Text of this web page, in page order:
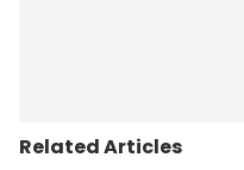
Related Articles